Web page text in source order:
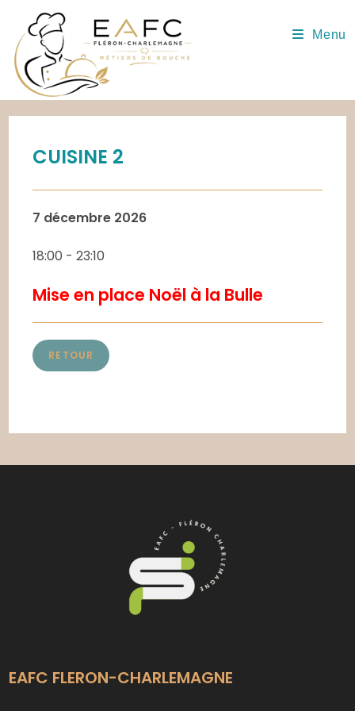
content
Menu
CUISINE 2
7 décembre 2026
18:00 -23:10
Mise en place Noël à la Bulle
RETOUR
EAFC FLERON-CHARLEMAGNE